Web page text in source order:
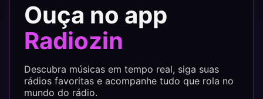
Ouça no app
Radiozin
Descubra músicas em tempo real, siga suas
rádios favoritas e acompanhe tudo que rola no
mundo do rádio.